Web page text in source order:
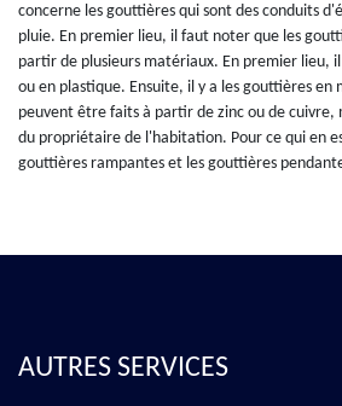
concerne les gouttières qui sont des conduits
pluie. En premier lieu, il faut noter que les
partir de plusieurs matériaux. En premier lieu, il
ou en plastique. Ensuite, il y a les gouttières en
peuvent être faits à partir de zinc ou de cuivre,
du propriétaire de l'habitation. Pour ce qui en
gouttières rampantes et les gouttières
AUTRES SERVICES